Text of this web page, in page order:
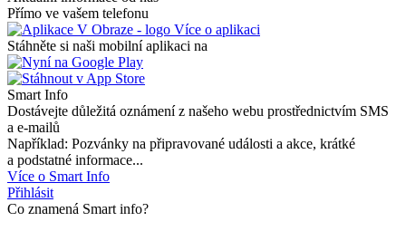
Přímo ve vašem telefonu
Více o aplikaci
Stáhněte si naši mobilní aplikaci na
Smart Info
Dostávejte důležitá oznámení z našeho webu prostřednictvím SMS
a e-mailů
Například: Pozvánky na připravované události a akce, krátké
a podstatné informace...
Více o Smart Info
Přihlásit
Co znamená Smart info?